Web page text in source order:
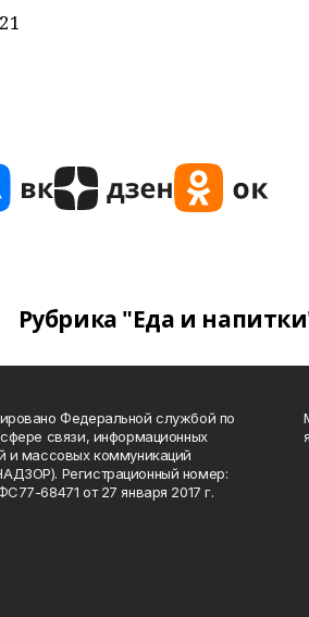
Рубрика "Еда и
Федеральной службой по
связи, информационных
и массовых коммуникаций
Регистрационный номер:
68471 от 27 января 2017 г.